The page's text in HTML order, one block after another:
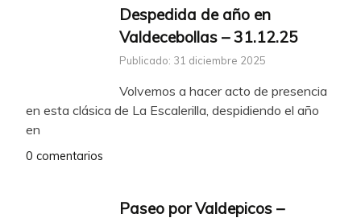
Despedida de año en
Valdecebollas – 31.12.25
Publicado: 31 diciembre 2025
Volvemos a hacer acto de presencia
en esta clásica de La Escalerilla, despidiendo el año
en
0 comentarios
Paseo por Valdepicos –